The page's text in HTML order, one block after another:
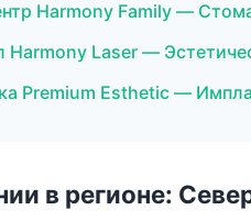
Harmony Family —
Harmony Laser —
Premium Esthetic —
в регионе: